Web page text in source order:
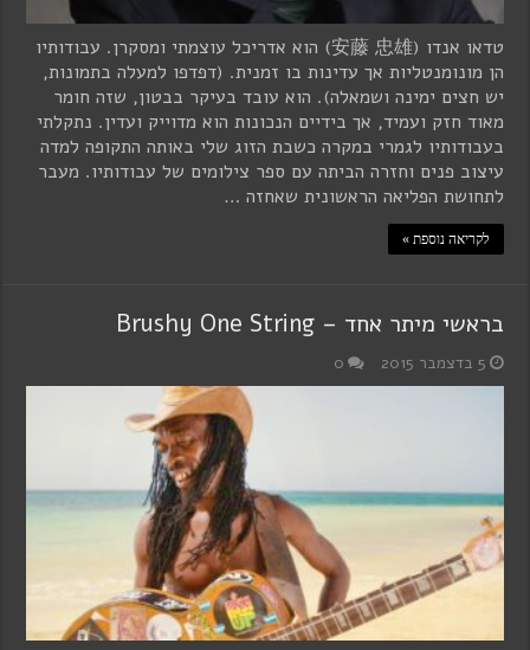
טדאו אנדו (安藤 忠雄) הוא אדריכל עוצמתי ומסקרן. עבודותיו
הן מונומנטליות אך עדינות בו זמנית. (דפדפו למעלה בתמונות,
יש חצים ימינה ושמאלה). הוא עובד בעיקר בבטון, שזה חומר
מאוד חזק ועמיד, אך בידיים הנכונות הוא מדוייק ועדין. נתקלתי
בעבודותיו לגמרי במקרה כשבת הזוג שלי באותה התקופה למדה
עיצוב פנים וחזרה הביתה עם ספר צילומים של עבודותיו. מעבר
לתחושת הפליאה הראשונית שאחזה …
לקריאה נוספת »
בראשי מיתר אחד – Brushy One String
5 בדצמבר 2015 0